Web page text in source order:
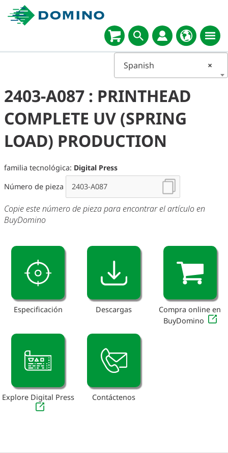
×
Spanish
2403-A087 : PRINTHEAD
COMPLETE UV (SPRING
LOAD) PRODUCTION
familia tecnológica: Digital Press
Número de pieza
Copie este número de pieza para encontrar el artículo en
BuyDomino
Especificación Descargas
Compra online en
BuyDomino
Explore Digital Press Contáctenos